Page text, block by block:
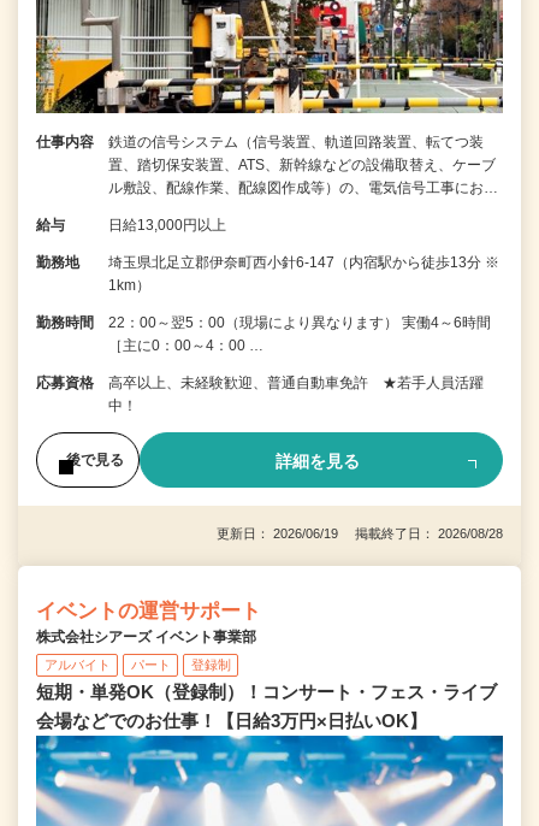
仕事内容
鉄道の信号システム（信号装置、軌道回路装置、転てつ装
置、踏切保安装置、ATS、新幹線などの設備取替え、ケーブ
ル敷設、配線作業、配線図作成等）の、電気信号工事にお…
給与 日給13,000円以上
勤務地
埼玉県北足立郡伊奈町西小針6-147（内宿駅から徒歩13分 ※
1km）
勤務時間
22：00～翌5：00（現場により異なります） 実働4～6時間
［主に0：00～4：00 …
応募資格
高卒以上、未経験歓迎、普通自動車免許 ★若手人員活躍
中！
後で見る 詳細を見る
更新日： 2026/06/19 掲載終了日： 2026/08/28
イベントの運営サポート
株式会社シアーズ イベント事業部
アルバイト パート 登録制
短期・単発OK（登録制）！コンサート・フェス・ライブ
会場などでのお仕事！【日給3万円×日払いOK】